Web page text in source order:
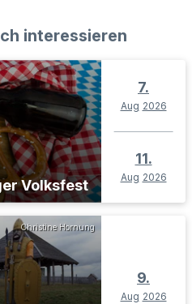
interessieren
Volksfest
7.
Aug 2026
11.
Aug 2026
Christine Hornung
9.
Aug 2026